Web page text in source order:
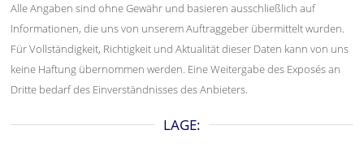
Alle Angaben sind ohne Gewähr und basieren ausschließlich auf
Informationen, die uns von unserem Auftraggeber übermittelt wurden.
Für Vollständigkeit, Richtigkeit und Aktualität dieser Daten kann von uns
keine Haftung übernommen werden. Eine Weitergabe des Exposés an
Dritte bedarf des Einverständnisses des Anbieters.
LAGE: